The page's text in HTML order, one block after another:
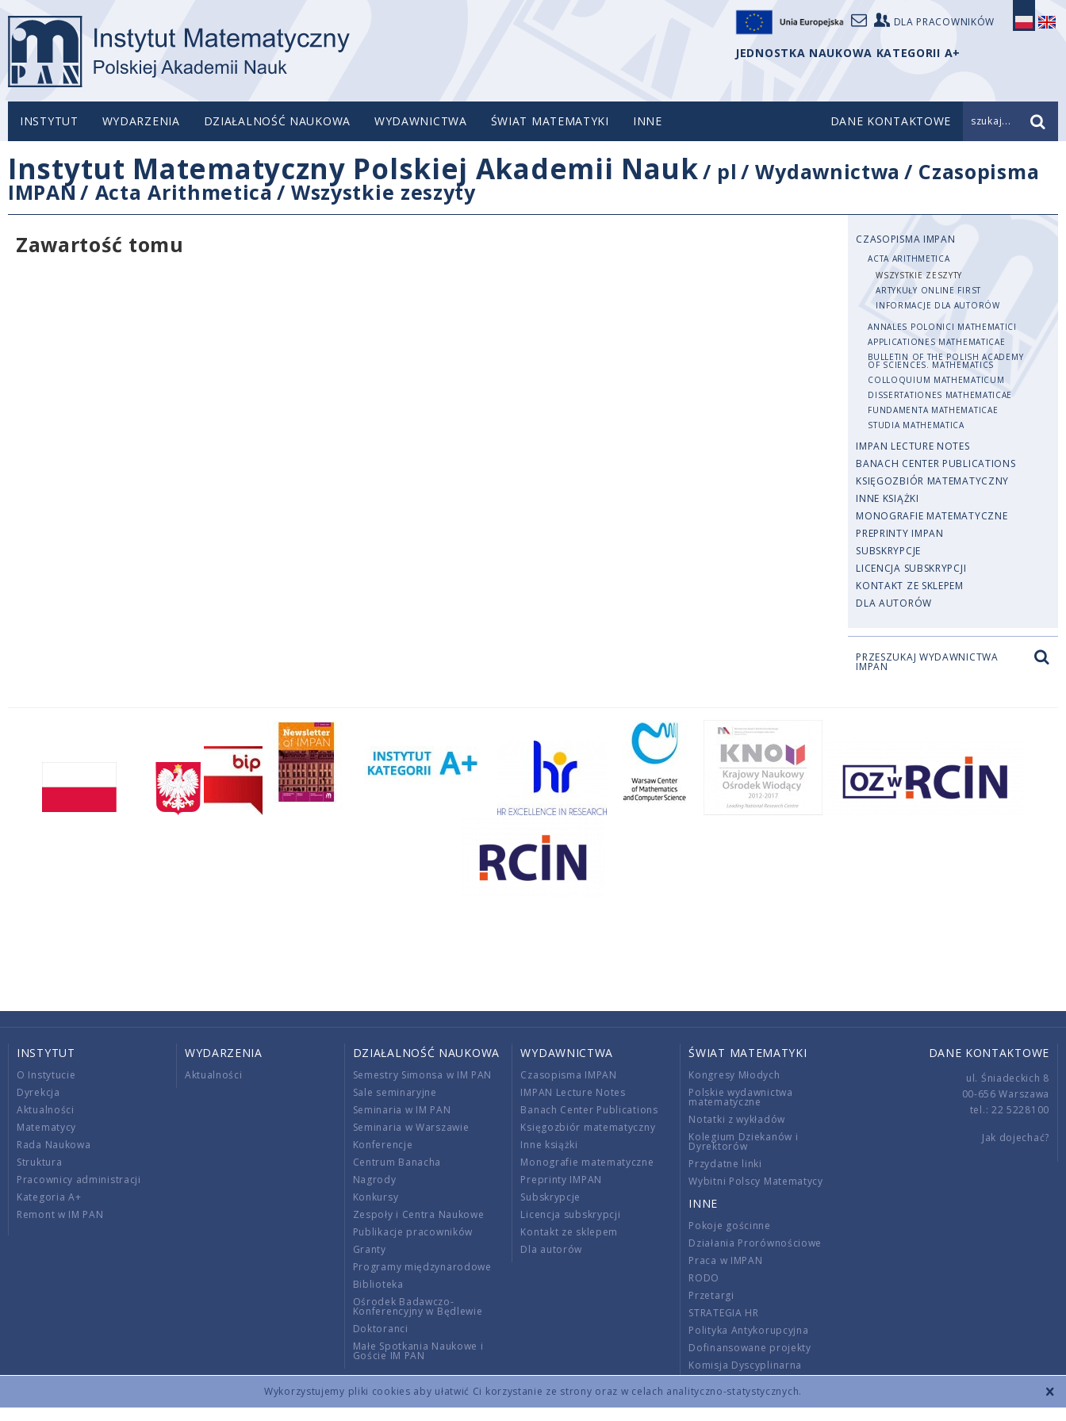
Wykorzystujemy pliki cookies aby ułatwić Ci korzystanie ze strony oraz w celach analityczno-statystycznych.
DLA PRACOWNIKÓW
JEDNOSTKA NAUKOWA KATEGORII A+
INSTYTUT WYDARZENIA DZIAŁALNOŚĆ NAUKOWA WYDAWNICTWA ŚWIAT MATEMATYKI INNE DANE KONTAKTOWE szukaj...
Instytut Matematyczny Polskiej Akademii Nauk/ pl /Wydawnictwa / Czasopisma
IMPAN / Acta Arithmetica/ Wszystkie zeszyty
Zawartość tomu
CZASOPISMA IMPAN
ACTA ARITHMETICA
WSZYSTKIE ZESZYTY
ARTYKUŁY ONLINE FIRST
INFORMACJE DLA AUTORÓW
ANNALES POLONICI MATHEMATICI
APPLICATIONES MATHEMATICAE
BULLETIN OF THE POLISH ACADEMY
OF SCIENCES. MATHEMATICS
COLLOQUIUM MATHEMATICUM
DISSERTATIONES MATHEMATICAE
FUNDAMENTA MATHEMATICAE
STUDIA MATHEMATICA
IMPAN LECTURE NOTES
BANACH CENTER PUBLICATIONS
KSIĘGOZBIÓR MATEMATYCZNY
INNE KSIĄŻKI
MONOGRAFIE MATEMATYCZNE
PREPRINTY IMPAN
SUBSKRYPCJE
LICENCJA SUBSKRYPCJI
KONTAKT ZE SKLEPEM
DLA AUTORÓW
PRZESZUKAJ WYDAWNICTWA
IMPAN
INSTYTUT
O Instytucie
Dyrekcja
Aktualności
Matematycy
Rada Naukowa
Struktura
Pracownicy administracji
Kategoria A+
Remont w IM PAN
WYDARZENIA
Aktualności
DZIAŁALNOŚĆ NAUKOWA
Semestry Simonsa w IM PAN
Sale seminaryjne
Seminaria w IM PAN
Seminaria w Warszawie
Konferencje
Centrum Banacha
Nagrody
Konkursy
Zespoły i Centra Naukowe
Publikacje pracowników
Granty
Programy międzynarodowe
Biblioteka
Ośrodek Badawczo-
Konferencyjny w Będlewie
Doktoranci
Małe Spotkania Naukowe i
Goście IM PAN
WYDAWNICTWA
Czasopisma IMPAN
IMPAN Lecture Notes
Banach Center Publications
Księgozbiór matematyczny
Inne książki
Monografie matematyczne
Preprinty IMPAN
Subskrypcje
Licencja subskrypcji
Kontakt ze sklepem
Dla autorów
ŚWIAT MATEMATYKI
Kongresy Młodych
Polskie wydawnictwa
matematyczne
Notatki z wykładów
Kolegium Dziekanów i
Dyrektorów
Przydatne linki
Wybitni Polscy Matematycy
INNE
Pokoje gościnne
Działania Prorównościowe
Praca w IMPAN
RODO
Przetargi
STRATEGIA HR
Polityka Antykorupcyjna
Dofinansowane projekty
Komisja Dyscyplinarna
Wnoszenie opłat
DANE KONTAKTOWE
ul. Śniadeckich 8
00-656 Warszawa
tel.: 22 5228100
Jak dojechać?